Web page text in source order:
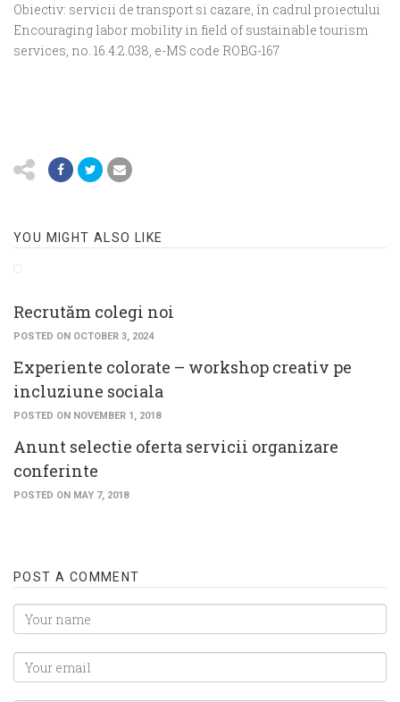
Obiectiv: servicii de transport si cazare, în cadrul proiectului
Encouraging labor mobility in field of sustainable tourism
services, no. 16.4.2.038, e-MS code ROBG-167
YOU MIGHT ALSO LIKE
Recrutăm colegi noi
POSTED ON OCTOBER 3, 2024
Experiente colorate – workshop creativ pe
incluziune sociala
POSTED ON NOVEMBER 1, 2018
Anunt selectie oferta servicii organizare
conferinte
POSTED ON MAY 7, 2018
POST A COMMENT